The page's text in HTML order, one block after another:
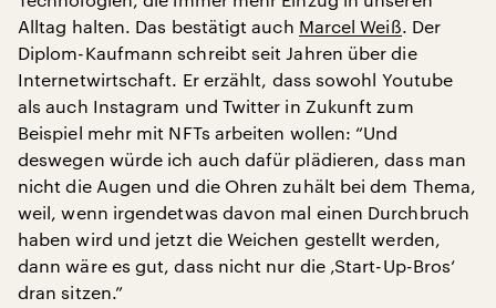
Alltag halten. Das bestätigt auch Marcel Weiß. Der
Diplom-Kaufmann schreibt seit Jahren über die
Internetwirtschaft. Er erzählt, dass sowohl Youtube
als auch Instagram und Twitter in Zukunft zum
Beispiel mehr mit NFTs arbeiten wollen: “Und
deswegen würde ich auch dafür plädieren, dass man
nicht die Augen und die Ohren zuhält bei dem Thema,
weil, wenn irgendetwas davon mal einen Durchbruch
haben wird und jetzt die Weichen gestellt werden,
dann wäre es gut, dass nicht nur die ‚Start-Up-Bros‘
dran sitzen.”